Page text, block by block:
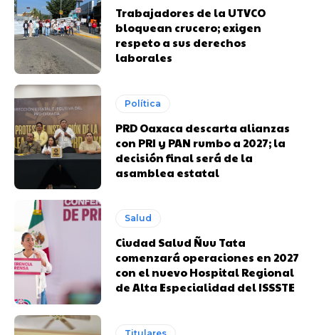
Trabajadores de la UTVCO
bloquean crucero; exigen
respeto a sus derechos
laborales
Política
PRD Oaxaca descarta alianzas
con PRI y PAN rumbo a 2027; la
decisión final será de la
asamblea estatal
Salud
Ciudad Salud Ñuu Tata
comenzará operaciones en 2027
con el nuevo Hospital Regional
de Alta Especialidad del ISSSTE